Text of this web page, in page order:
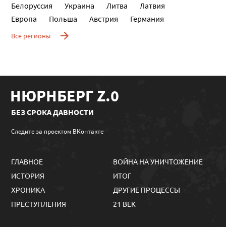
Белоруссия
Украина Литва
Латвия
Европа
Польша Австрия Германия
Все регионы
НЮРНБЕРГ Z.0
БЕЗ СРОКА ДАВНОСТИ
Следите за проектом ВКонтакте
ГЛАВНОЕ
ИСТОРИЯ
ХРОНИКА
ПРЕСТУПЛЕНИЯ
ВОЙНА НА УНИЧТОЖЕНИЕ
ИТОГ
ДРУГИЕ ПРОЦЕССЫ
21 ВЕК